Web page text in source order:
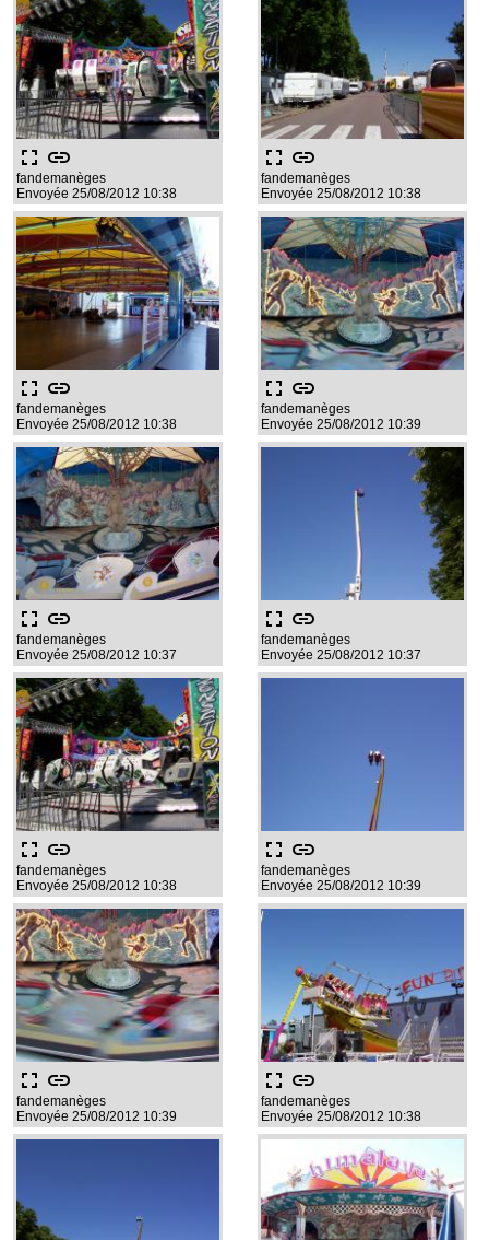
fullscreen link
fandemanèges
Envoyée 25/08/2012 10:38
fullscreen link
fandemanèges
Envoyée 25/08/2012 10:38
fullscreen link
fandemanèges
Envoyée 25/08/2012 10:38
fullscreen link
fandemanèges
Envoyée 25/08/2012 10:39
fullscreen link
fandemanèges
Envoyée 25/08/2012 10:37
fullscreen link
fandemanèges
Envoyée 25/08/2012 10:37
fullscreen link
fandemanèges
Envoyée 25/08/2012 10:38
fullscreen link
fandemanèges
Envoyée 25/08/2012 10:39
fullscreen link
fandemanèges
Envoyée 25/08/2012 10:39
fullscreen link
fandemanèges
Envoyée 25/08/2012 10:38